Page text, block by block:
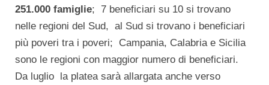
251.000 famiglie; 7 beneficiari su 10 si trovano
nelle regioni del Sud, al Sud si trovano i beneficiari
più poveri tra i poveri; Campania, Calabria e Sicilia
sono le regioni con maggior numero di beneficiari.
Da luglio la platea sarà allargata anche verso